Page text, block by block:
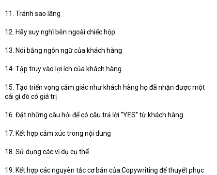
11. Tránh sao lãng
12. Hãy suy nghĩ bên ngoài chiếc hộp
13. Nói bằng ngôn ngữ của khách hàng
14. Tập truy vào lợi ích của khách hàng
15. Tạo triển vọng cảm giác như khách hàng họ đã nhận được một
cái gì đó có giá trị
16. Đặt những câu hỏi để có câu trả lời “YES” từ khách hàng
17. Kết hợp cảm xúc trong nội dung
18. Sử dụng các vị dụ cụ thể
19. Kết hợp các nguyên tắc cơ bản của Copywriting để thuyết phục